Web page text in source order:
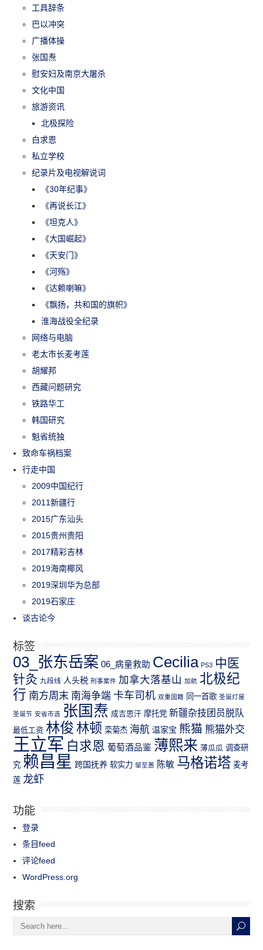
工具辞条
巴以冲突
广播体操
张国焘
慰安妇及南京大屠杀
文化中国
旅游资讯
北极探险
白求恩
私立学校
纪录片及电视解说词
《30年纪事》
《再说长江》
《坦克人》
《大国崛起》
《天安门》
《河殇》
《达赖喇嘛》
《飘扬，共和国的旗帜》
淮海战役全纪录
网络与电脑
老太市长麦考莲
胡耀邦
西藏问题研究
铁路华工
韩国研究
魁省统独
致命车祸档案
行走中国
2009中国纪行
2011新疆行
2015广东汕头
2015贵州贵阳
2017精彩吉林
2019海南椰风
2019深圳华为总部
2019石家庄
谈古论今
标签
03_张东岳案 06_病童救助 Cecilia PS3 中医
针灸 九段线 人头税 刑事案件 加拿大落基山 加航 北极纪
行 南方周末 南海争端 卡车司机 双重国籍 同一首歌 圣诞灯屋
圣诞节 安省市选 张国焘 成吉思汗 摩托党 新疆杂技团员脱队
最低工资 林俊 林顿 栾菊杰 海航 温家宝 熊猫 熊猫外交
王立军 白求恩 葡萄酒品鉴 薄熙来 薄瓜瓜 调查研
究 赖昌星 跨国抚养 软实力 邹至蕙 陈敏 马格诺塔 麦考
莲 龙虾
功能
登录
条目feed
评论feed
WordPress.org
搜索